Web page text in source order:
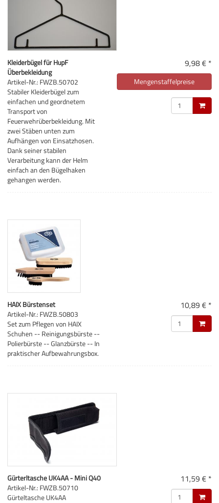
Kleiderbügel für HupF
Überbekleidung
Artikel-Nr.: FWZB.50702
Stabiler Kleiderbügel zum
einfachen und geordnetem
Transport von
Feuerwehrüberbekleidung. Mit
zwei Stäben unten zum
Aufhängen von Einsatzhosen.
Dank seiner stabilen
Verarbeitung kann der Helm
einfach an den Bügelhaken
gehangen werden.
9,98 € *
Mengenstaffelpreise
HAIX Bürstenset
Artikel-Nr.: FWZB.50803
Set zum Pflegen von HAIX
Schuhen -- Reinigungsbürste --
Polierbürste -- Glanzbürste -- In
praktischer Aufbewahrungsbox.
10,89 € *
Gürterltasche UK4AA - Mini Q40
Artikel-Nr.: FWZB.50710
Gürteltasche UK4AA
11,59 € *